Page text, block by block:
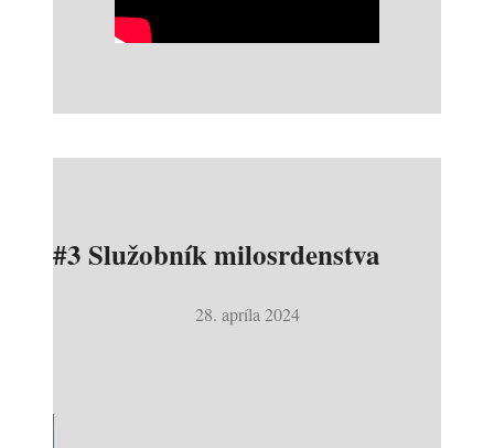
#3 Služobník milosrdenstva
28. apríla 2024